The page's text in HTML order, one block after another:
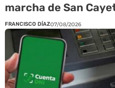
marcha de San
FRANCISCO DÍAZ07/08/2026